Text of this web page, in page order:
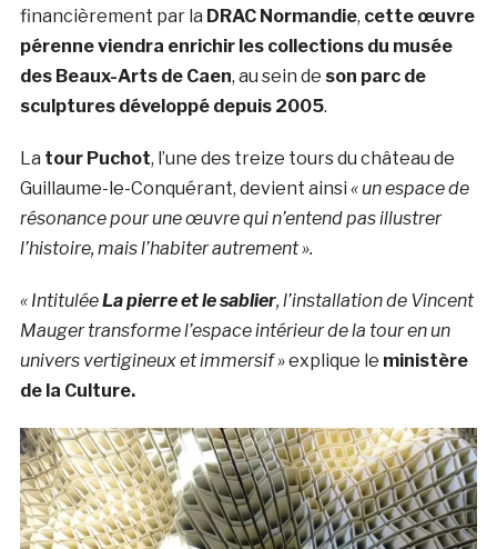
financièrement par la DRAC Normandie, cette œuvre
pérenne viendra enrichir les collections du musée
des Beaux-Arts de Caen, au sein de son parc de
sculptures développé depuis 2005.
La tour Puchot, l’une des treize tours du château de
Guillaume-le-Conquérant, devient ainsi « un espace de
résonance pour une œuvre qui n’entend pas illustrer
l’histoire, mais l’habiter autrement ».
« IntituléeLa pierre et le sablier, l’installation de Vincent
Mauger transforme l’espace intérieur de la tour en un
univers vertigineux et immersif »explique le ministère
de la Culture.